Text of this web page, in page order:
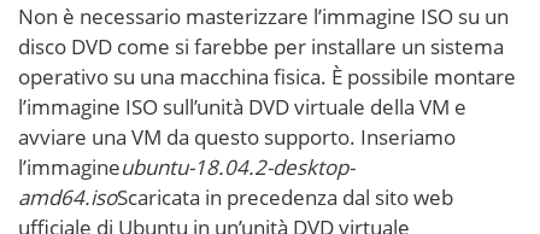
Non è necessario masterizzare l’immagine ISO su un
disco DVD come si farebbe per installare un sistema
operativo su una macchina fisica. È possibile montare
l’immagine ISO sull’unità DVD virtuale della VM e
avviare una VM da questo supporto. Inseriamo
l’immagineubuntu-18.04.2-desktop-
amd64.isoScaricata in precedenza dal sito web
ufficiale di Ubuntu in un’unità DVD virtuale